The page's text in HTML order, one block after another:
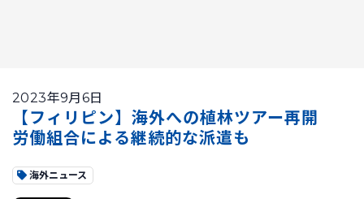
2023年9月6日
【フィリピン】海外への植林ツアー再開
労働組合による継続的な派遣も
海外ニュース